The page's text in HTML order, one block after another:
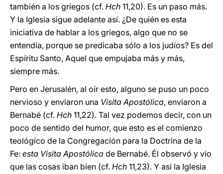
también a los griegos (cf. Hch 11,20). Es un paso más.
Y la Iglesia sigue adelante así. ¿De quién es esta
iniciativa de hablar a los griegos, algo que no se
entendía, porque se predicaba sólo a los judíos? Es del
Espíritu Santo, Aquel que empujaba más y más,
siempre más.
Pero en Jerusalén, al oír esto, alguno se puso un poco
nervioso y enviaron una Visita Apostólica, enviaron a
Bernabé (cf. Hch 11,22). Tal vez podemos decir, con un
poco de sentido del humor, que esto es el comienzo
teológico de la Congregación para la Doctrina de la
Fe: esta Visita Apostólica de Bernabé. Él observó y vio
que las cosas iban bien (cf. Hch 11,23). Y así la Iglesia